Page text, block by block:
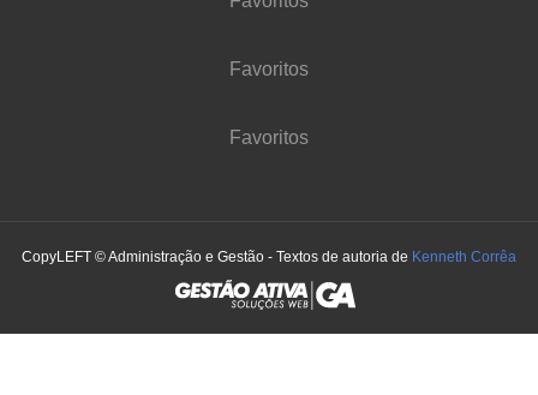
Favoritos
Favoritos
CopyLEFT © Administração e Gestão - Textos de autoria de Kenneth Corrêa